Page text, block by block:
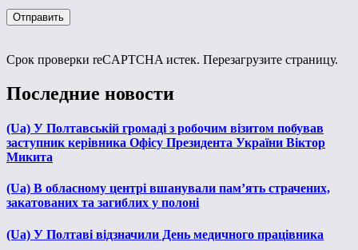
Срок проверки reCAPTCHA истек. Перезагрузите страницу.
Последние новости
(Ua) У Полтавській громаді з робочим візитом побував
заступник керівника Офісу Президента України Віктор
Микита
(Ua) В обласному центрі вшанували пам’ять страчених,
закатованих та загиблих у полоні
(Ua) У Полтаві відзначили День медичного працівника